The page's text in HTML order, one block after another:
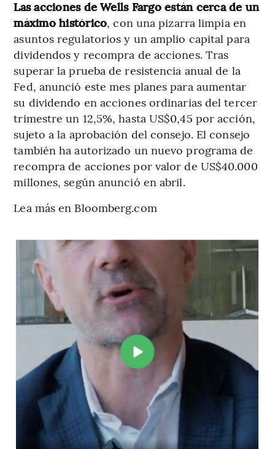
Las acciones de Wells Fargo están cerca de un
máximo histórico, con una pizarra limpia en
asuntos regulatorios y un amplio capital para
dividendos y recompra de acciones. Tras
superar la prueba de resistencia anual de la
Fed, anunció este mes planes para aumentar
su dividendo en acciones ordinarias del tercer
trimestre un 12,5%, hasta US$0,45 por acción,
sujeto a la aprobación del consejo. El consejo
también ha autorizado un nuevo programa de
recompra de acciones por valor de US$40.000
millones, según anunció en abril.
Lea más en Bloomberg.com